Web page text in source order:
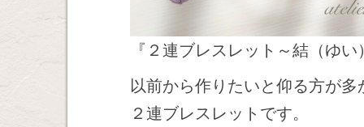
『２連ブレスレット～結（ゆい
以前から作りたいと仰る方が
２連ブレスレットです。